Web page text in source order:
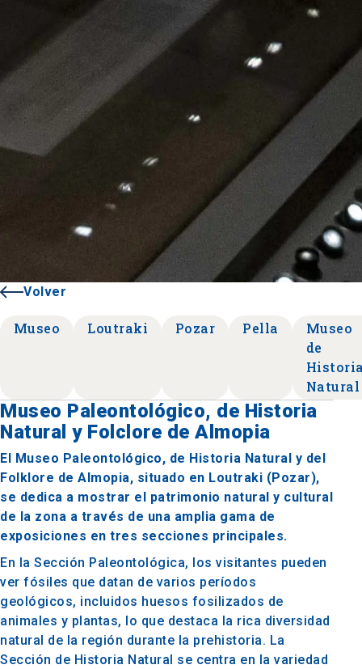
Volver
Museo Loutraki Pozar Pella
Museo
de
Natural
Museo Paleontológico, de Historia
Natural y Folclore de Almopia
El Museo Paleontológico, de Historia Natural y del
Folklore de Almopia, situado en Loutraki (Pozar),
se dedica a mostrar el patrimonio natural y cultural
de la zona a través de una amplia gama de
exposiciones en tres secciones principales.
En la Sección Paleontológica, los visitantes pueden
ver fósiles que datan de varios períodos
geológicos, incluidos huesos fosilizados de
animales y plantas, lo que destaca la rica diversidad
natural de la región durante la prehistoria. La
Sección de Historia Natural se centra en la variedad